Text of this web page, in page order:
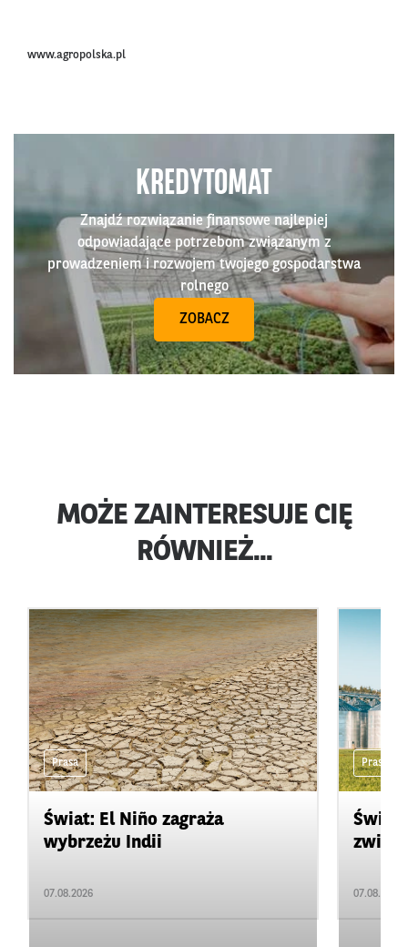
www.agropolska.pl
KREDYTOMAT
Znajdź rozwiązanie finansowe najlepiej
odpowiadające potrzebom związanym z
prowadzeniem i rozwojem twojego gospodarstwa
rolnego
ZOBACZ
MOŻE ZAINTERESUJE CIĘ
RÓWNIEŻ...
Prasa
Świat: El Niño zagraża
wybrzeżu Indii
07.08.2026
Prasa
07.08.2026